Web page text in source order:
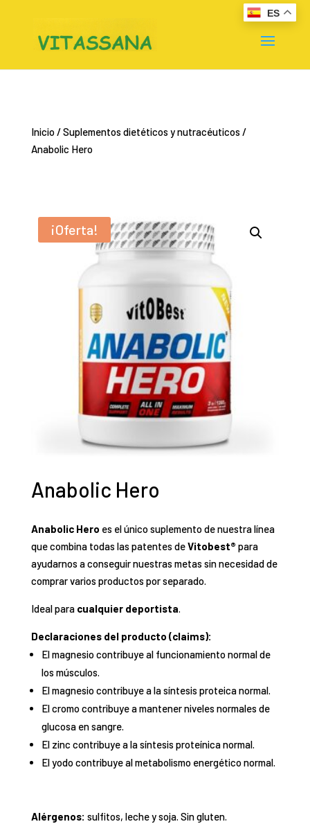
Inicio/Suplementos dietéticos y nutracéuticos /
Anabolic Hero
¡Oferta!
Anabolic Hero
Anabolic Hero es el único suplemento de nuestra línea
que combina todas las patentes deVitobest® para
ayudarnos a conseguir nuestras metas sin necesidad de
comprar varios productos por separado.
Ideal para cualquier deportista.
Declaraciones del producto (claims):
El magnesio contribuye al funcionamiento normal de
los músculos.
El magnesio contribuye a la síntesis proteica normal.
El cromo contribuye a mantener niveles normales de
glucosa en sangre.
El zinc contribuye a la síntesis proteínica normal.
El yodo contribuye al metabolismo energético normal.
Alérgenos: sulfitos, leche y soja. Sin gluten.
ES